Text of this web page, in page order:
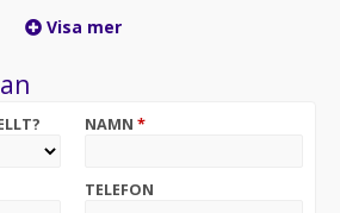
Auto™, ACC 2-zons
vid vänstersväng & korsning,
för optimal laddning vid
& varning för
& uppvärmbara
Visa mer
NAMN *
TELEFON